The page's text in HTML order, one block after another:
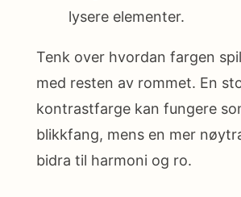
lysere elementer.
Tenk over hvordan fargen
med resten av rommet. En
kontrastfarge kan fungere
blikkfang, mens en mer
bidra til harmoni og ro.